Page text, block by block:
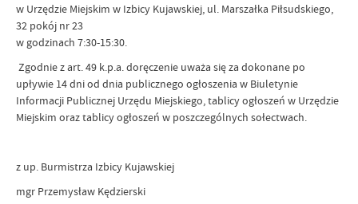
w Urzędzie Miejskim w Izbicy Kujawskiej, ul. Marszałka Piłsudskiego,
32 pokój nr 23
w godzinach 7:30-15:30.
Zgodnie z art. 49 k.p.a. doręczenie uważa się za dokonane po
upływie 14 dni od dnia publicznego ogłoszenia w Biuletynie
Informacji Publicznej Urzędu Miejskiego, tablicy ogłoszeń w Urzędzie
Miejskim oraz tablicy ogłoszeń w poszczególnych sołectwach.
z up. Burmistrza Izbicy Kujawskiej
mgr Przemysław Kędzierski